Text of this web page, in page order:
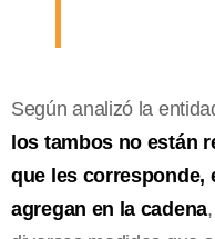
Según analizó la
los tambos no están
que les corresponde,
agregan en la cadena